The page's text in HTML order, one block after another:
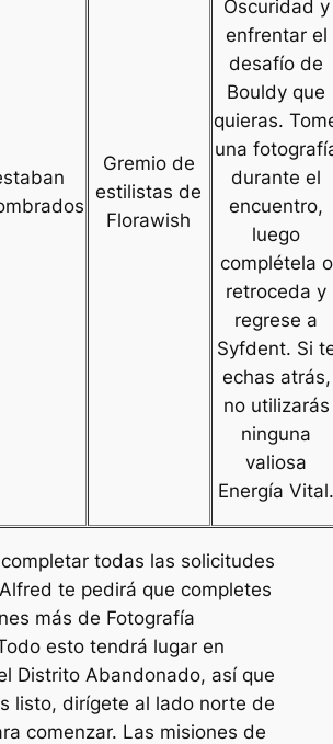
Gremio de
estilistas de
Florawish
Oscuridad y
enfrentar el
desafío de
Bouldy que
quieras.
una
durante el
encuentro,
luego
complétela o
retroceda y
regrese a
Syfdent. Si
echas atrás,
no utilizarás
ninguna
valiosa
Energía
todas las solicitudes
te pedirá que completes
más de Fotografía
esto tendrá lugar en
Distrito Abandonado, así que
listo, dirígete al lado norte de
comenzar. Las misiones de